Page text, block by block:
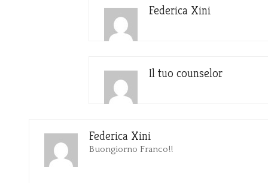
Federica Xini
Il tuo counselor
Federica Xini
Buongiorno Franco!!